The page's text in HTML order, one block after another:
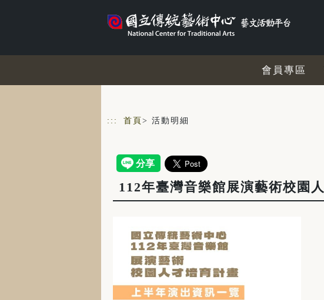
會員專區
::: 首頁 > 活動明細
112年臺灣音樂館展演藝術校園